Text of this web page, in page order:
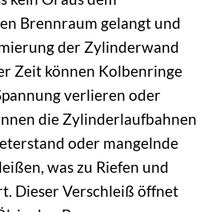
Brennraum gelangt und
der Zylinderwand
Zeit können Kolbenringe
verlieren oder
die Zylinderlaufbahnen
oder mangelnde
was zu Riefen und
Dieser Verschleiß öffnet